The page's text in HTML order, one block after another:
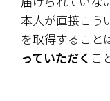
本人が直接こう
を取得すること
っていただく こ